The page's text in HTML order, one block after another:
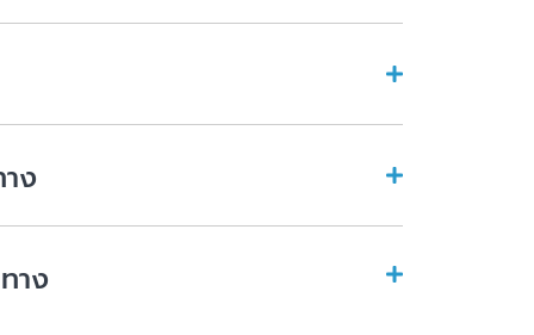
Don Donki)
หรือ นั่งวินมอเตอร์ไซต์
บาท/ชั่วโมง ในกรณีมาติดต่อธุระที่
ง
1-45 (115), 16, 16 (ปอ.) (AC), 3-45 (77)
าง